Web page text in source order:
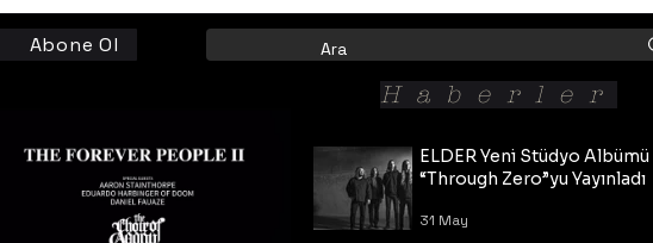
Abone Ol
ELDER Yeni Stüdyo Albümü
“Through Zero”yu Yayınladı
31 May
Haberler